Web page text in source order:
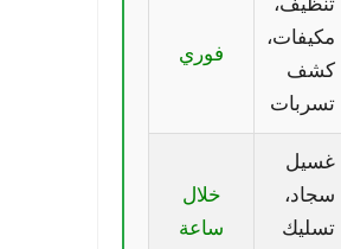
مكيفات،
كشف
تسربات
فوري
غسيل
سجاد،
تسليك
خلال
ساعة